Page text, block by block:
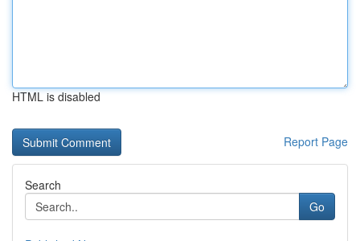
HTML is disabled
Report Page
Search
Go